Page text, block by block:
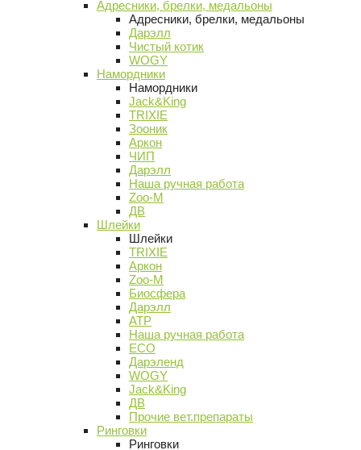
Адресники, брелки, медальоны
Адресники, брелки, медальоны
Дарэлл
Чистый котик
WOGY
Намордники
Намордники
Jack&King
TRIXIE
Зооник
Аркон
ЧИП
Дарэлл
Наша ручная работа
Zoo-M
ДВ
Шлейки
Шлейки
TRIXIE
Аркон
Zoo-M
Биосфера
Дарэлл
АТР
Наша ручная работа
ECO
Дарэленд
WOGY
Jack&King
ДВ
Прочие вет.препараты
Ринговки
Ринговки